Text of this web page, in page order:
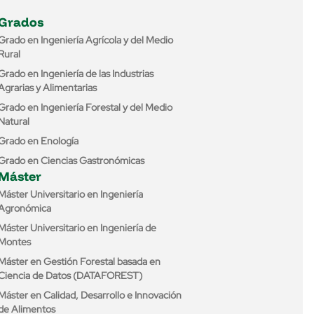
en Ingeniería Agrícola y del Medio
en Ingeniería de las Industrias
y Alimentarias
en Ingeniería Forestal y del Medio
en Enología
en Ciencias Gastronómicas
Universitario en Ingeniería
Universitario en Ingeniería de
en Gestión Forestal basada en
de Datos (DATAFOREST)
en Calidad, Desarrollo e Innovación
Alimentos